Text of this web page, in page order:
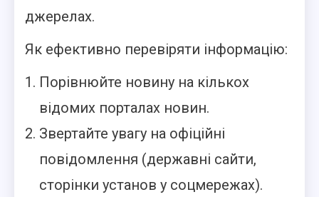
джерелах.
Як ефективно перевіряти інформацію:
Порівнюйте новину на кількох
відомих порталах новин.
Звертайте увагу на офіційні
повідомлення (державні сайти,
сторінки установ у соцмережах).